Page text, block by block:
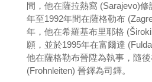
間，他在薩拉熱窩 (Sarajevo)
年至1992年間在薩格勒布
年，他在希羅基布里耶格
願，並於1995年在富爾達
他在薩格勒布晉陞為執事，隨
(Frohnleiten) 晉鐸為司鐸。